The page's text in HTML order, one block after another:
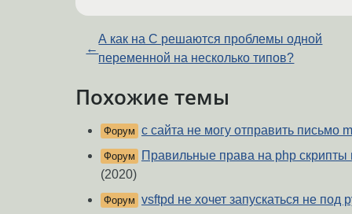
←
А как на C решаются проблемы одной
переменной на несколько типов?
Похожие темы
Форум с сайта не могу отправить письмо
Форум
Правильные права на php скрипты
(2020)
Форум vsftpd не хочет запускаться не под